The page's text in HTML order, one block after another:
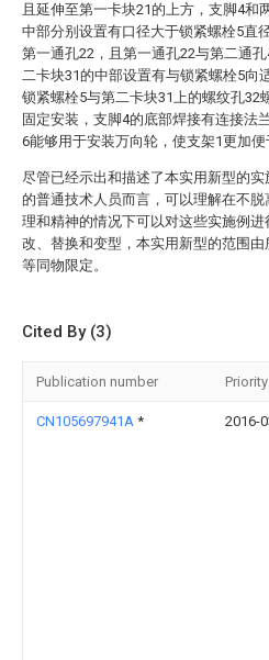
且延伸至第一卡块21的上方，支脚4和
中部分别设置有口径大于锁紧螺栓5直
第一通孔22，且第一通孔22与第二通
二卡块31的中部设置有与锁紧螺栓5向
锁紧螺栓5与第二卡块31上的螺纹孔32
固定安装，支脚4的底部焊接有连接法
6能够用于安装万向轮，使支架1更加便
尽管已经示出和描述了本实用新型的
的普通技术人员而言，可以理解在不
理和精神的情况下可以对这些实施例
改、替换和变型，本实用新型的范围
等同物限定。
Cited By (3)
Publication number
CN105697941A * 2016-